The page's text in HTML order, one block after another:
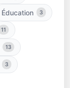
Éducation 3
11
13
3